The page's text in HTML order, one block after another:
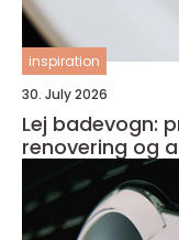
inspiration
30. July 2026
Lej badevogn:
renovering og